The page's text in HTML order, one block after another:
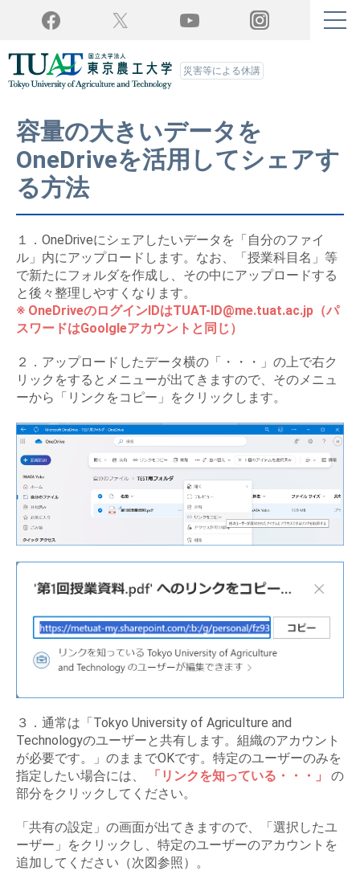
Facebook Twitter YouTube Instagram
災害等による休講
容量の大きいデータを
OneDriveを活用してシェアす
る方法
１．OneDriveにシェアしたいデータを「自分のファイ
ル」内にアップロードします。なお、「授業科目名」等
で新たにフォルダを作成し、その中にアップロードする
と後々整理しやすくなります。
※ OneDriveのログインIDはTUAT-ID@me.tuat.ac.jp（パ
スワードはGoolgleアカウントと同じ）
２．アップロードしたデータ横の「・・・」の上で右ク
リックをするとメニューが出てきますので、そのメニュ
ーから「リンクをコピー」をクリックします。
３．通常は「Tokyo University of Agriculture and
Technologyのユーザーと共有します。組織のアカウント
が必要です。」のままでOKです。特定のユーザーのみを
指定したい場合には、
「リンクを知っている・・・」
の
部分をクリックしてください。
「共有の設定」の画面が出てきますので、「選択したユ
ーザー」をクリックし、特定のユーザーのアカウントを
追加してください（次図参照）。